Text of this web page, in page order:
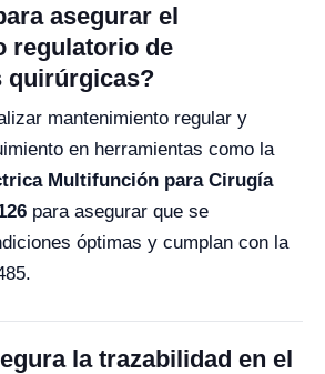
asegurar el
regulatorio de
quirúrgicas?
mantenimiento regular y
en herramientas como la
Multifunción para Cirugía
para asegurar que se
óptimas y cumplan con la
la trazabilidad en el